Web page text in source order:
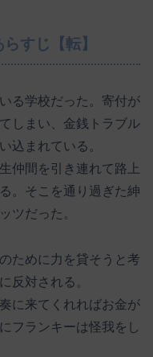
すじ【転】
る学校だった。寄付が
しまい、金銭トラブル
込まれている。
仲間を引き連れて路上
。そこを通り過ぎた紳
ツだった。
ために力を貸そうと考
反対される。
に来てくれればお金が
フランキーは怪我をし